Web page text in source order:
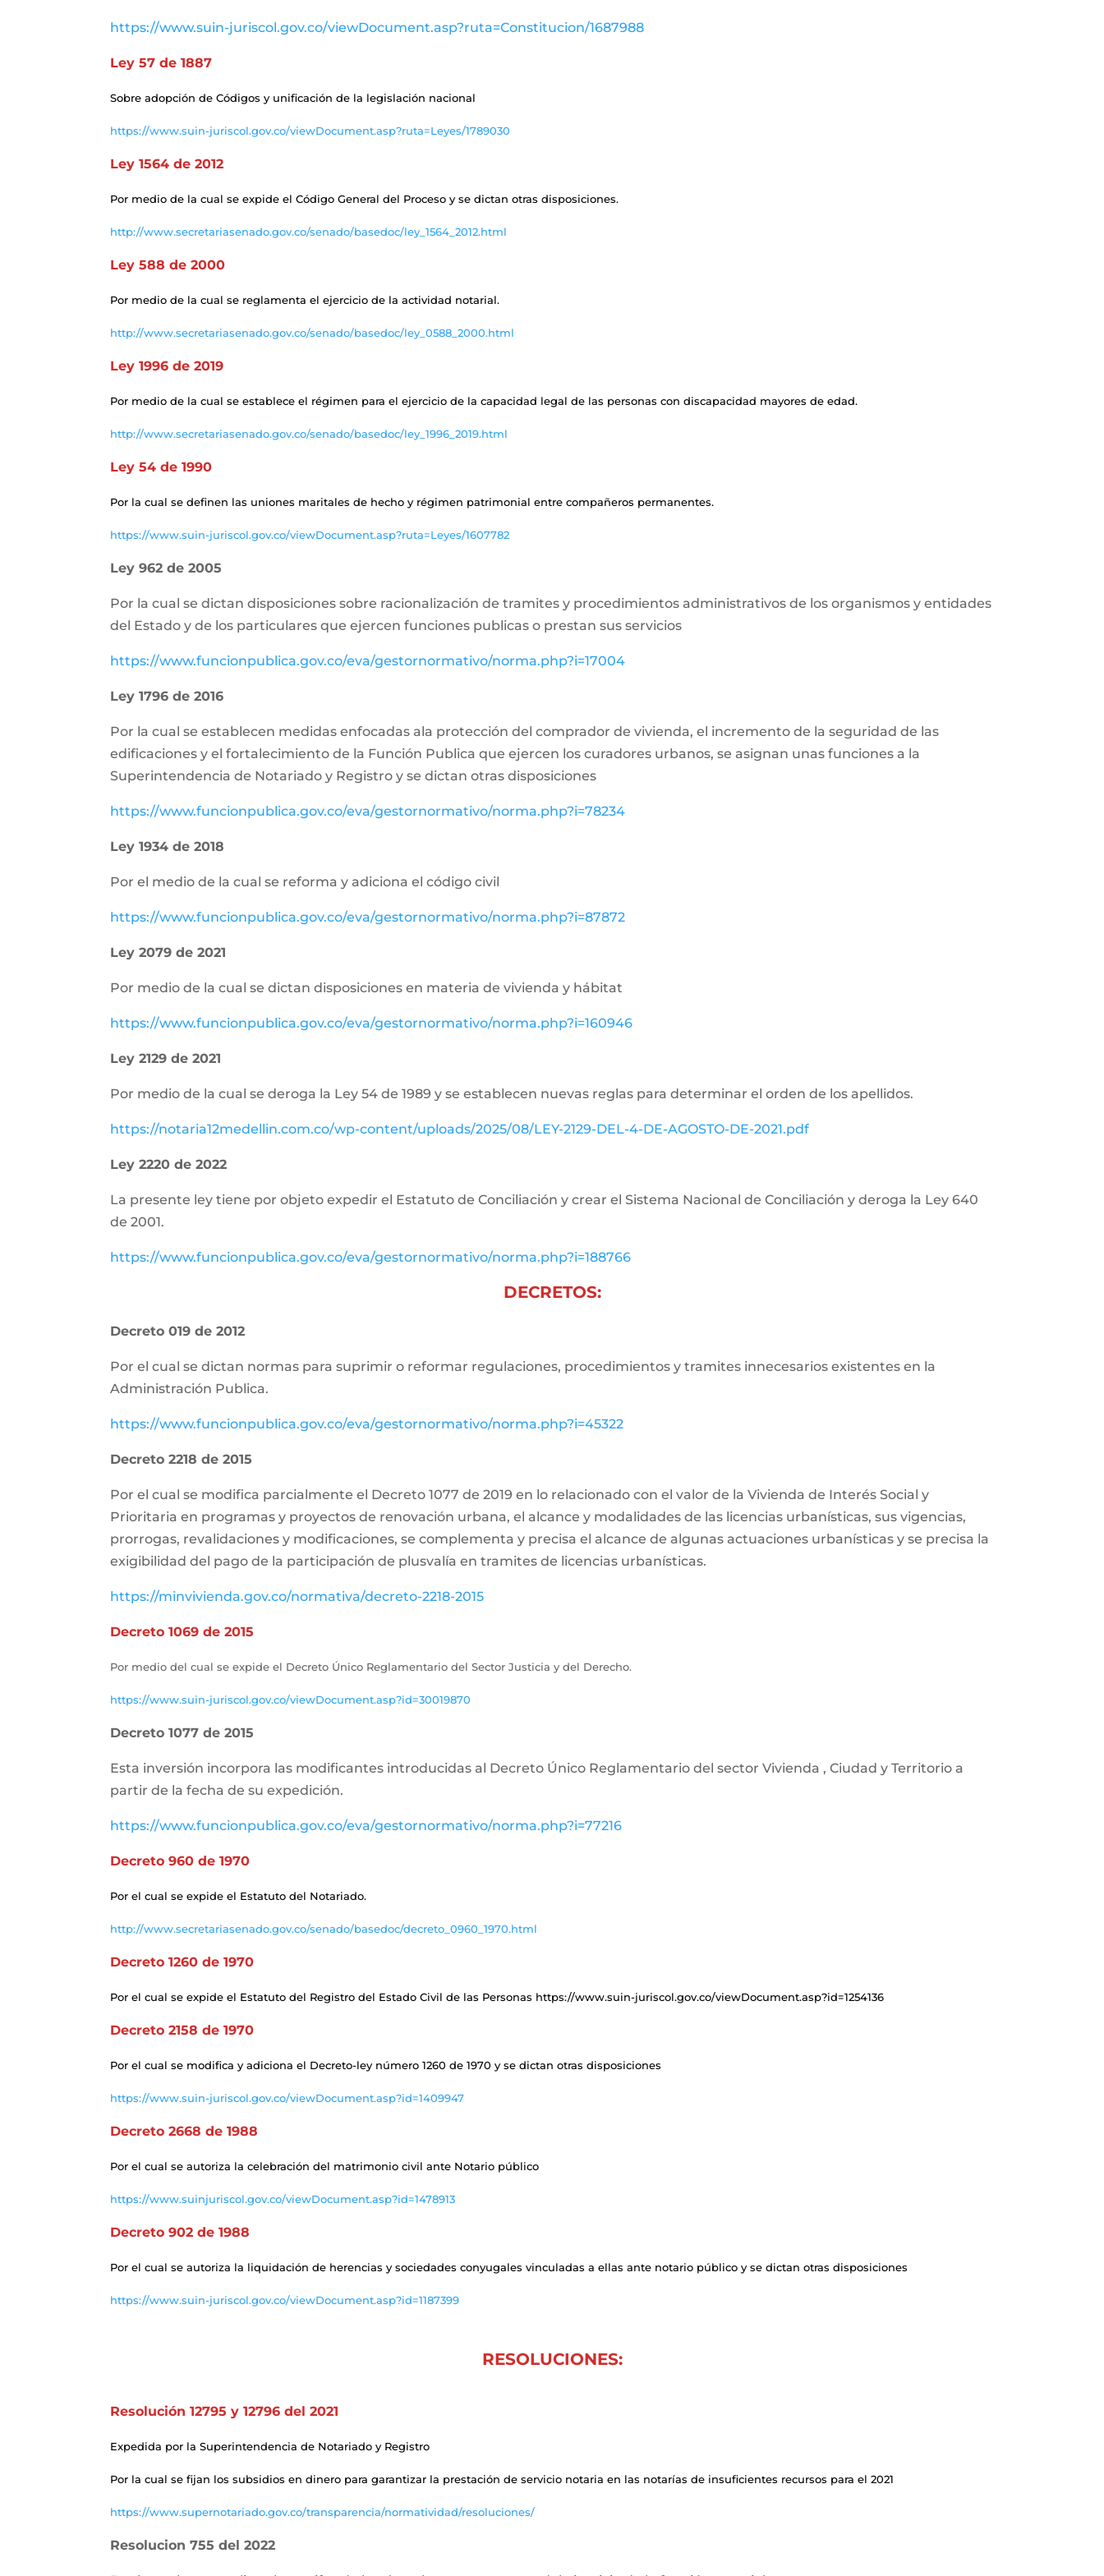
https://www.suin-juriscol.gov.co/viewDocument.asp?ruta=Constitucion/1687988
Ley 57 de 1887
Sobre adopción de Códigos y unificación de la legislación nacional
https://www.suin-juriscol.gov.co/viewDocument.asp?ruta=Leyes/1789030
Ley 1564 de 2012
Por medio de la cual se expide el Código General del Proceso y se dictan otras disposiciones.
http://www.secretariasenado.gov.co/senado/basedoc/ley_1564_2012.html
Ley 588 de 2000
Por medio de la cual se reglamenta el ejercicio de la actividad notarial.
http://www.secretariasenado.gov.co/senado/basedoc/ley_0588_2000.html
Ley 1996 de 2019
Por medio de la cual se establece el régimen para el ejercicio de la capacidad legal de las personas con discapacidad mayores de edad.
http://www.secretariasenado.gov.co/senado/basedoc/ley_1996_2019.html
Ley 54 de 1990
Por la cual se definen las uniones maritales de hecho y régimen patrimonial entre compañeros permanentes.
https://www.suin-juriscol.gov.co/viewDocument.asp?ruta=Leyes/1607782
Ley 962 de 2005
Por la cual se dictan disposiciones sobre racionalización de tramites y procedimientos administrativos de los organismos y entidades
del Estado y de los particulares que ejercen funciones publicas o prestan sus servicios
https://www.funcionpublica.gov.co/eva/gestornormativo/norma.php?i=17004
Ley 1796 de 2016
Por la cual se establecen medidas enfocadas ala protección del comprador de vivienda, el incremento de la seguridad de las
edificaciones y el fortalecimiento de la Función Publica que ejercen los curadores urbanos, se asignan unas funciones a la
Superintendencia de Notariado y Registro y se dictan otras disposiciones
https://www.funcionpublica.gov.co/eva/gestornormativo/norma.php?i=78234
Ley 1934 de 2018
Por el medio de la cual se reforma y adiciona el código civil
https://www.funcionpublica.gov.co/eva/gestornormativo/norma.php?i=87872
Ley 2079 de 2021
Por medio de la cual se dictan disposiciones en materia de vivienda y hábitat
https://www.funcionpublica.gov.co/eva/gestornormativo/norma.php?i=160946
Ley 2129 de 2021
Por medio de la cual se deroga la Ley 54 de 1989 y se establecen nuevas reglas para determinar el orden de los apellidos.
https://notaria12medellin.com.co/wp-content/uploads/2025/08/LEY-2129-DEL-4-DE-AGOSTO-DE-2021.pdf
Ley 2220 de 2022
La presente ley tiene por objeto expedir el Estatuto de Conciliación y crear el Sistema Nacional de Conciliación y deroga la Ley 640
de 2001.
https://www.funcionpublica.gov.co/eva/gestornormativo/norma.php?i=188766
DECRETOS:
Decreto 019 de 2012
Por el cual se dictan normas para suprimir o reformar regulaciones, procedimientos y tramites innecesarios existentes en la
Administración Publica.
https://www.funcionpublica.gov.co/eva/gestornormativo/norma.php?i=45322
Decreto 2218 de 2015
Por el cual se modifica parcialmente el Decreto 1077 de 2019 en lo relacionado con el valor de la Vivienda de Interés Social y
Prioritaria en programas y proyectos de renovación urbana, el alcance y modalidades de las licencias urbanísticas, sus vigencias,
prorrogas, revalidaciones y modificaciones, se complementa y precisa el alcance de algunas actuaciones urbanísticas y se precisa la
exigibilidad del pago de la participación de plusvalía en tramites de licencias urbanísticas.
https://minvivienda.gov.co/normativa/decreto-2218-2015
Decreto 1069 de 2015
Por medio del cual se expide el Decreto Único Reglamentario del Sector Justicia y del Derecho.
https://www.suin-juriscol.gov.co/viewDocument.asp?id=30019870
Decreto 1077 de 2015
Esta inversión incorpora las modificantes introducidas al Decreto Único Reglamentario del sector Vivienda , Ciudad y Territorio a
partir de la fecha de su expedición.
https://www.funcionpublica.gov.co/eva/gestornormativo/norma.php?i=77216
Decreto 960 de 1970
Por el cual se expide el Estatuto del Notariado.
http://www.secretariasenado.gov.co/senado/basedoc/decreto_0960_1970.html
Decreto 1260 de 1970
Por el cual se expide el Estatuto del Registro del Estado Civil de las Personas https://www.suin-juriscol.gov.co/viewDocument.asp?id=1254136
Decreto 2158 de 1970
Por el cual se modifica y adiciona el Decreto-ley número 1260 de 1970 y se dictan otras disposiciones
https://www.suin-juriscol.gov.co/viewDocument.asp?id=1409947
Decreto 2668 de 1988
Por el cual se autoriza la celebración del matrimonio civil ante Notario público
https://www.suinjuriscol.gov.co/viewDocument.asp?id=1478913
Decreto 902 de 1988
Por el cual se autoriza la liquidación de herencias y sociedades conyugales vinculadas a ellas ante notario público y se dictan otras disposiciones
https://www.suin-juriscol.gov.co/viewDocument.asp?id=1187399
RESOLUCIONES:
Resolución 12795 y 12796 del 2021
Expedida por la Superintendencia de Notariado y Registro
Por la cual se fijan los subsidios en dinero para garantizar la prestación de servicio notaria en las notarías de insuficientes recursos para el 2021
https://www.supernotariado.gov.co/transparencia/normatividad/resoluciones/
Resolucion 755 del 2022